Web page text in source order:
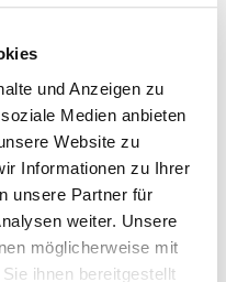
und Anzeigen zu
Medien anbieten
Website zu
Informationen zu Ihrer
unsere Partner für
weiter. Unsere
möglicherweise mit
ihnen bereitgestellt
Insofern geht es uns
Parteien beide
starken
dieses (für uns eher
eines Logbuchs
darin, auf tiefere
aufmerksam
zu erwartenden